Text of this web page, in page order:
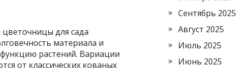
для сада
материала и
растений. Вариации
от классических кованых
Сентябрь 2025
Август 2025
Июль 2025
Июнь 2025